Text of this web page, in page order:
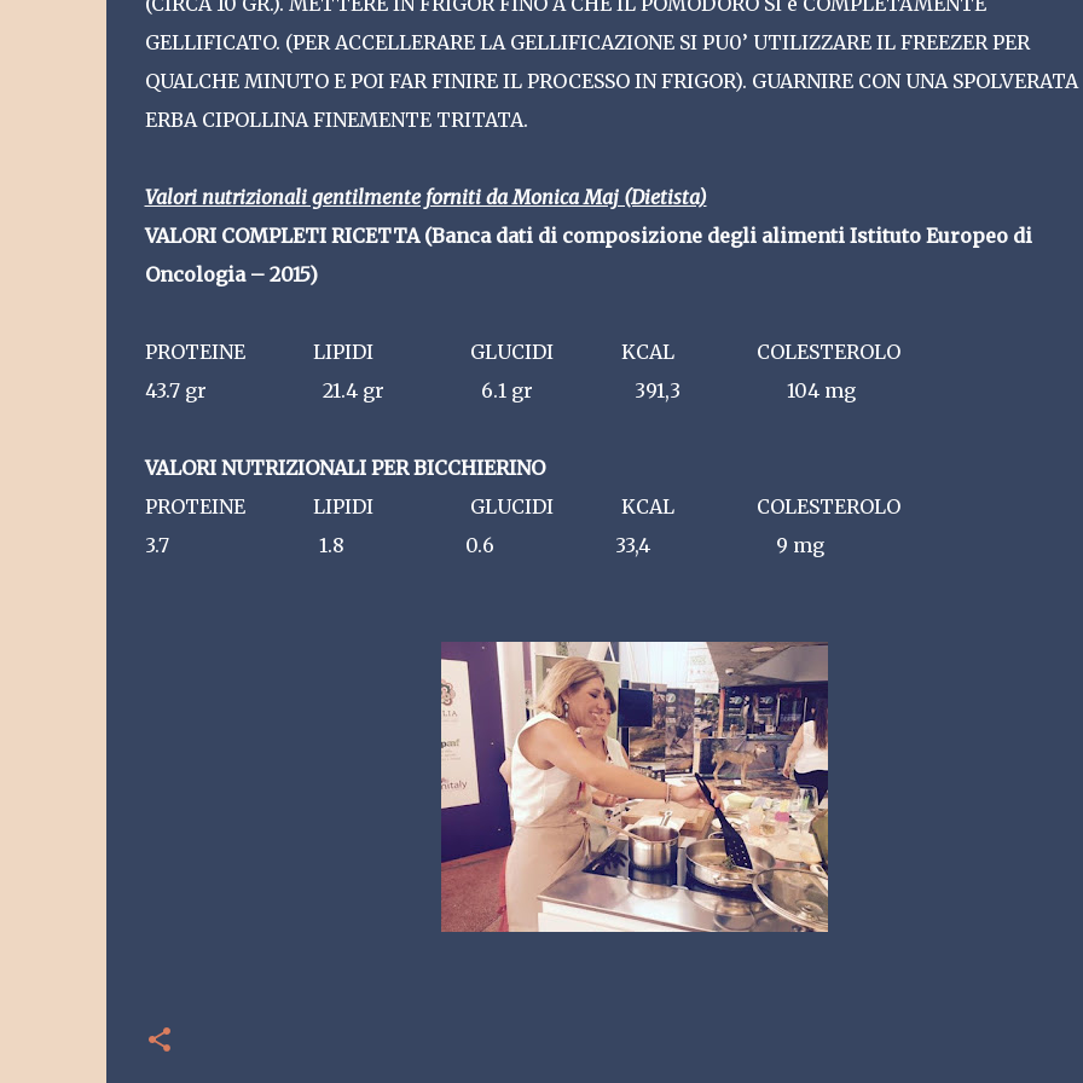
GELLIFICATO. (PER ACCELLERARE LA GELLIFICAZIONE SI PU0’ UTILIZZARE IL FREEZER PER
QUALCHE MINUTO E POI FAR FINIRE IL PROCESSO IN FRIGOR). GUARNIRE CON UNA
ERBA CIPOLLINA FINEMENTE TRITATA.
Valori nutrizionali gentilmente forniti da Monica Maj (Dietista)
VALORI COMPLETI RICETTA (Banca dati di composizione degli alimenti Istituto Europeo di
Oncologia – 2015)
PROTEINE LIPIDI GLUCIDI KCAL COLESTEROLO
43.7 gr 21.4 gr 6.1 gr 391,3 104 mg
VALORI NUTRIZIONALI PER BICCHIERINO
PROTEINE LIPIDI GLUCIDI KCAL COLESTEROLO
3.7 1.8 0.6 33,4 9 mg